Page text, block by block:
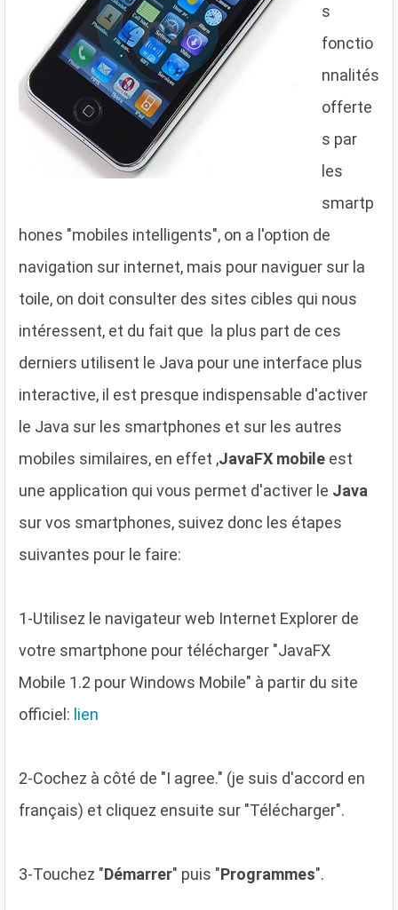
s
fonctio
nnalités
offerte
s par
les
smartp
hones "mobiles intelligents", on a l'option de
navigation sur internet, mais pour naviguer sur la
toile, on doit consulter des sites cibles qui nous
intéressent, et du fait que la plus part de ces
derniers utilisent le Java pour une interface plus
interactive, il est presque indispensable d'activer
le Java sur les smartphones et sur les autres
mobiles similaires, en effet ,JavaFX mobile est
une application qui vous permet d'activer le Java
sur vos smartphones, suivez donc les étapes
suivantes pour le faire:
1-Utilisez le navigateur web Internet Explorer de
votre smartphone pour télécharger "JavaFX
Mobile 1.2 pour Windows Mobile" à partir du site
officiel: lien
2-Cochez à côté de "I agree." (je suis d'accord en
français) et cliquez ensuite sur "Télécharger".
3-Touchez "Démarrer" puis "Programmes".